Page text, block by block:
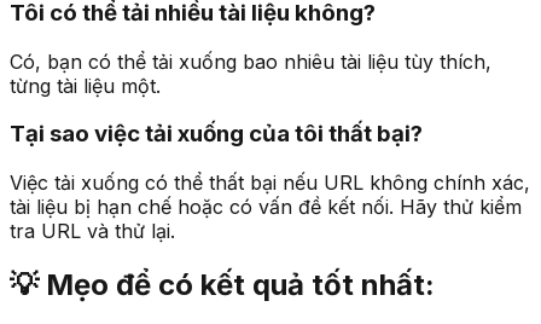
Tôi có thể tải nhiều tài liệu không?
Có, bạn có thể tải xuống bao nhiêu tài liệu tùy thích,
từng tài liệu một.
Tại sao việc tải xuống của tôi thất bại?
Việc tải xuống có thể thất bại nếu URL không chính xác,
tài liệu bị hạn chế hoặc có vấn đề kết nối. Hãy thử kiểm
tra URL và thử lại.
💡 Mẹo để có kết quả tốt nhất: